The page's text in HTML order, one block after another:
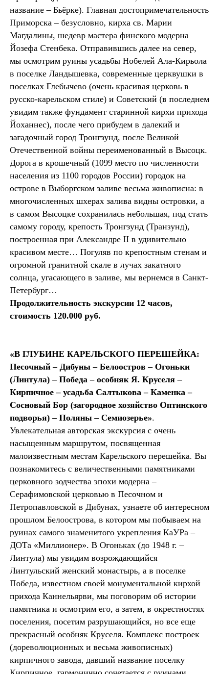
название – Бьёрке). Главная достопримечательность
Приморска – безусловно, кирха св. Марии
Магдалины, шедевр мастера финского модерна
Йозефа Стенбека. Отправившись далее на север,
мы осмотрим руины усадьбы Нобелей Ала-Кирьола
в поселке Ландышевка, современные церквушки в
поселках Глебычево (очень красивая церковь в
русско-карельском стиле) и Советский (в последнем
увидим также фундамент старинной кирхи прихода
Йоханнес), после чего прибудем в далекий и
загадочный город Тронгзунд, после Великой
Отечественной войны переименованный в Высоцк.
Дорога в крошечный (1099 место по численности
населения из 1100 городов России) городок на
острове в Выборгском заливе весьма живописна: в
многочисленных шхерах залива видны островки, а
в самом Высоцке сохранилась небольшая, под стать
самому городу, крепость Тронгзунд (Транзунд),
построенная при Александре II в удивительно
красивом месте… Погуляв по крепостным стенам и
огромной гранитной скале в лучах закатного
солнца, угасающего в заливе, мы вернемся в Санкт-
Петербург…
Продолжительность экскурсии 12 часов,
стоимость 120.000 руб.
«В ГЛУБИНЕ КАРЕЛЬСКОГО ПЕРЕШЕЙКА:
Песочный – Дибуны – Белоостров – Огоньки
(Линтула) – Победа – особняк Я. Круселя –
Кирпичное – усадьба Салтыкова – Каменка –
Сосновый Бор (загородное хозяйство Оптинского
подворья) – Поляны – Семиозерье».
Увлекательная авторская экскурсия с очень
насыщенным маршрутом, посвященная
малоизвестным местам Карельского перешейка. Вы
познакомитесь с величественными памятниками
церковного зодчества эпохи модерна –
Серафимовской церковью в Песочном и
Петропавловской в Дибунах, узнаете об интересном
прошлом Белоострова, в котором мы побываем на
руинах самого знаменитого укрепления КаУРа –
ДОТа «Миллионер». В Огоньках (до 1948 г. –
Линтула) мы увидим возрождающийся
Линтульский женский монастырь, а в поселке
Победа, известном своей монументальной кирхой
прихода Каннельярви, мы поговорим об истории
памятника и осмотрим его, а затем, в окрестностях
поселения, посетим разрушающийся, но все еще
прекрасный особняк Круселя. Комплекс построек
(дореволюционных и весьма живописных)
кирпичного завода, давший название поселку